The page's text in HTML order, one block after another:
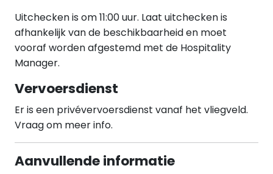
Uitchecken is om 11:00 uur. Laat uitchecken is
afhankelijk van de beschikbaarheid en moet
vooraf worden afgestemd met de Hospitality
Manager.
Vervoersdienst
Er is een privévervoersdienst vanaf het vliegveld.
Vraag om meer info.
Aanvullende informatie